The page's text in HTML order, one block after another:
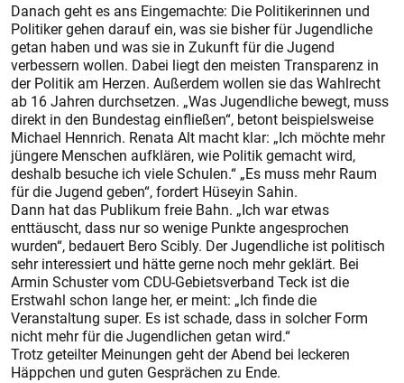
Danach geht es ans Eingemachte: Die Politikerinnen und
Politiker gehen darauf ein, was sie bisher für Jugendliche
getan haben und was sie in Zukunft für die Jugend
verbessern wollen. Dabei liegt den meisten Transparenz in
der Politik am Herzen. Außerdem wollen sie das Wahlrecht
ab 16 Jahren durchsetzen. „Was Jugendliche bewegt, muss
direkt in den Bundestag einfließen“, betont beispielsweise
Michael Hennrich. Renata Alt macht klar: „Ich möchte mehr
jüngere Menschen aufklären, wie Politik gemacht wird,
deshalb besuche ich viele Schulen.“ „Es muss mehr Raum
für die Jugend geben“, fordert Hüseyin Sahin.
Dann hat das Publikum freie Bahn. „Ich war etwas
enttäuscht, dass nur so wenige Punkte angesprochen
wurden“, bedauert Bero Scibly. Der Jugendliche ist politisch
sehr interessiert und hätte gerne noch mehr geklärt. Bei
Armin Schuster vom CDU-Gebietsverband Teck ist die
Erstwahl schon lange her, er meint: „Ich finde die
Veranstaltung super. Es ist schade, dass in solcher Form
nicht mehr für die Jugendlichen getan wird.“
Trotz geteilter Meinungen geht der Abend bei leckeren
Häppchen und guten Gesprächen zu Ende.